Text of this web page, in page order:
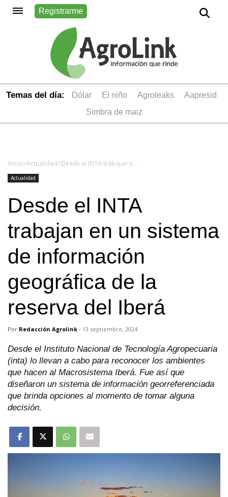
Registrarme
Temas del día: dólar el niño Agroleaks
aapresid
simbra de maiz
Inicio>Actualidad> Desde el INTA trabajan en un sistema de información geográfica de la reserva del Iberá
Actualidad
Desde el INTA
trabajan en un sistema
de información
geográfica de la
reserva del Iberá
Por Redacción Agrolink - 13 septiembre, 2024
Desde el Instituto Nacional de Tecnología Agropecuaria
(inta) lo llevan a cabo para reconocer los ambientes
que hacen al Macrosistema Iberá. Fue así que
diseñaron un sistema de información georreferenciada
que brinda opciones al momento de tomar alguna
decisión.